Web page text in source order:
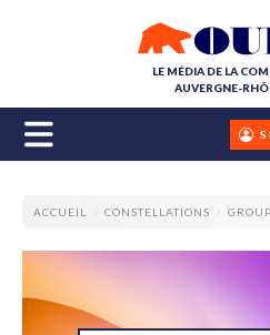
LE MÉDIA DE LA
AUVERGNE-
ACCUEIL CONSTELLATIONS